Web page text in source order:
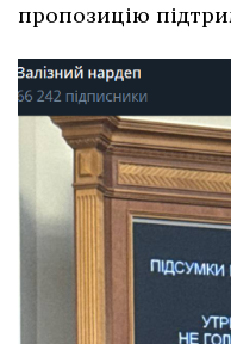
пропозицію